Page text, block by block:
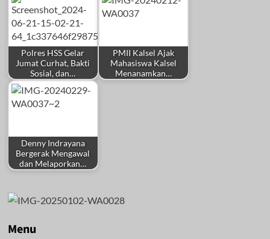
Polres HSS Gelar
Jumat Curhat, Bakti
Sosial, dan…
PMII Kalsel Ajak
Mahasiswa Kalsel
Menanamkan…
Denny Indrayana
Bergerak Mengawal
dan Melaporkan…
Menu